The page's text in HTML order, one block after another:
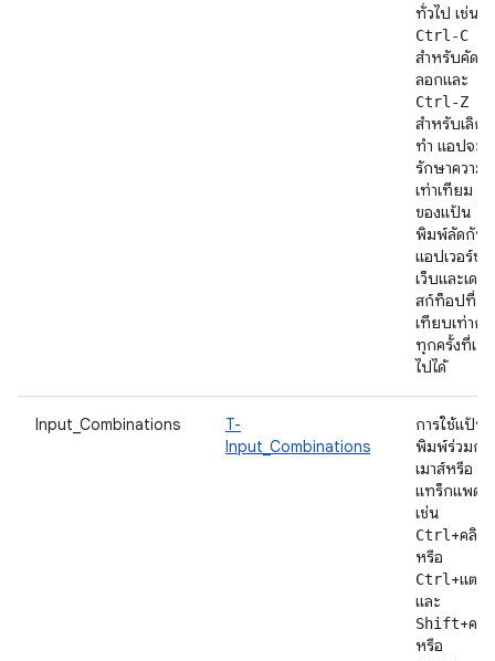
ทั่วไป เช่น
Ctrl-C
สำหรับคัด
ลอกและ
Ctrl-Z
สำหรับเลิก
ทำ แอปจะ
รักษาความ
เท่าเทียม
ของแป้น
พิมพ์ลัดกับ
แอปเวอร์ชัน
เว็บและเด
สก์ท็อปที่
เทียบเท่ากัน
ทุกครั้งที่เป็
ไปได้
Input_Combinations
T-
Input_Combinations
การใช้แป้น
พิมพ์ร่วมกับ
เมาส์หรือ
แทร็กแพด
เช่น
Ctrl +คลิก
หรือ
Ctrl +แตะ
และ
Shift+คลิก
หรือ